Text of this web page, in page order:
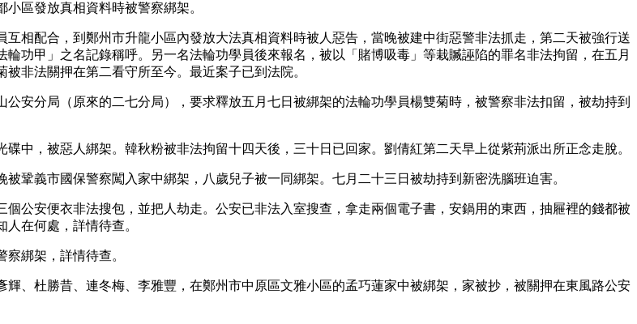
區發放真相資料時被警察綁架。
相配合，到鄭州市升龍小區內發放大法真相資料時被人惡告，當晚被建中街惡警非法抓走，第二天被強行送
功甲」之名記錄稱呼。另一名法輪功學員後來報名，被以「賭博吸毒」等栽贓誣陷的罪名非法拘留，在五月
非法關押在第二看守所至今。最近案子已到法院。
安分局（原來的二七分局），要求釋放五月七日被綁架的法輪功學員楊雙菊時，被警察非法扣留，被劫持到
中，被惡人綁架。韓秋粉被非法拘留十四天後，三十日已回家。劉倩紅第二天早上從紫荊派出所正念走脫。
鞏義市國保警察闖入家中綁架，八歲兒子被一同綁架。七月二十三日被劫持到新密洗腦班迫害。
公安便衣非法搜包，並把人劫走。公安已非法入室搜查，拿走兩個電子書，安鍋用的東西，抽屜裡的錢都被
在何處，詳情待查。
綁架，詳情待查。
、杜勝昔、連冬梅、李雅豐，在鄭州市中原區文雅小區的孟巧蓮家中被綁架，家被抄，被關押在東風路公安